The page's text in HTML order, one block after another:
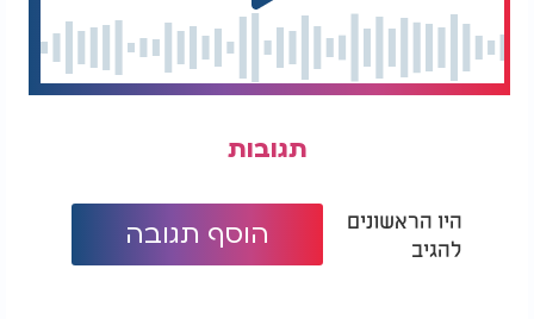
תגובות
היו הראשונים
להגיב
הוסף תגובה